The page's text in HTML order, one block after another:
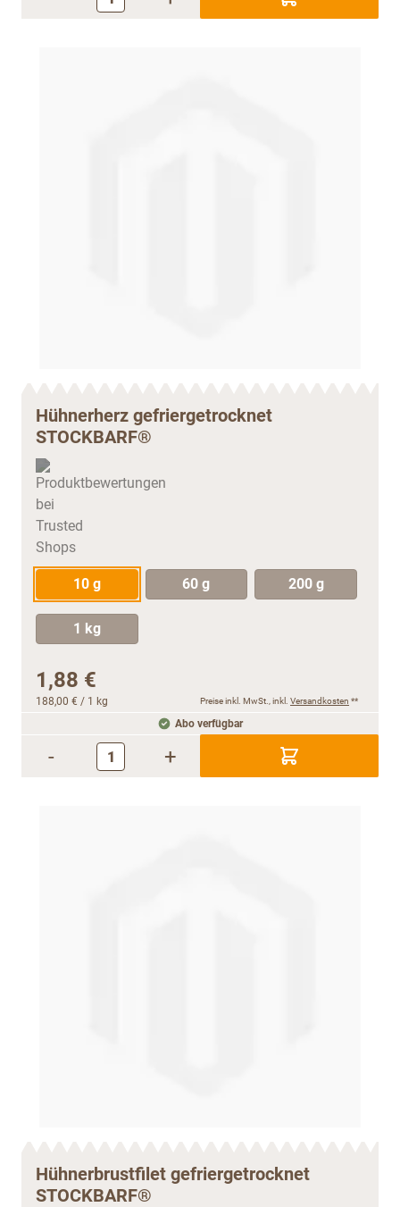
Hühnerherz gefriergetrocknet
STOCKBARF®
10 g 60 g 200 g
1 kg
1,88 €
188,00 € / 1 kg Preise inkl. MwSt., inkl. Versandkosten **
Abo verfügbar
- +
Hühnerbrustfilet gefriergetrocknet
STOCKBARF®